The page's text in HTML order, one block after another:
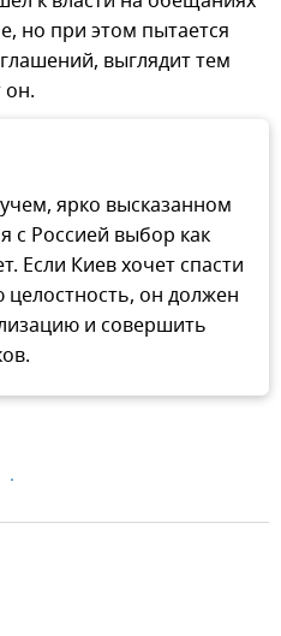
но при этом пытается
выглядит тем
он.
ярко высказанном
с Россией выбор как
Если Киев хочет спасти
он должен
и совершить